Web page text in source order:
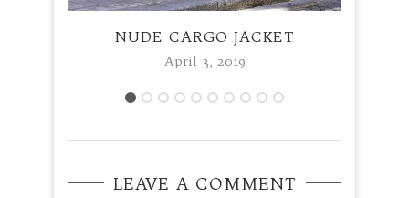
NUDE CARGO JACKET
April 3, 2019
LEAVE A COMMENT